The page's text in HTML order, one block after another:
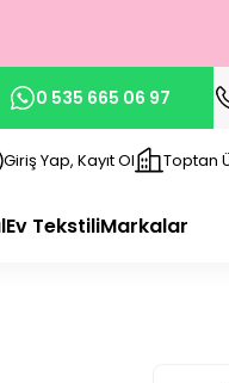
0 535 665 06 97
Giriş Yap, Kayıt Ol Toptan
Ev TekstiliMarkalar